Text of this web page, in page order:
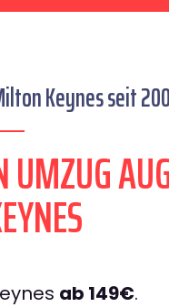
Keynes seit
ab 149€.